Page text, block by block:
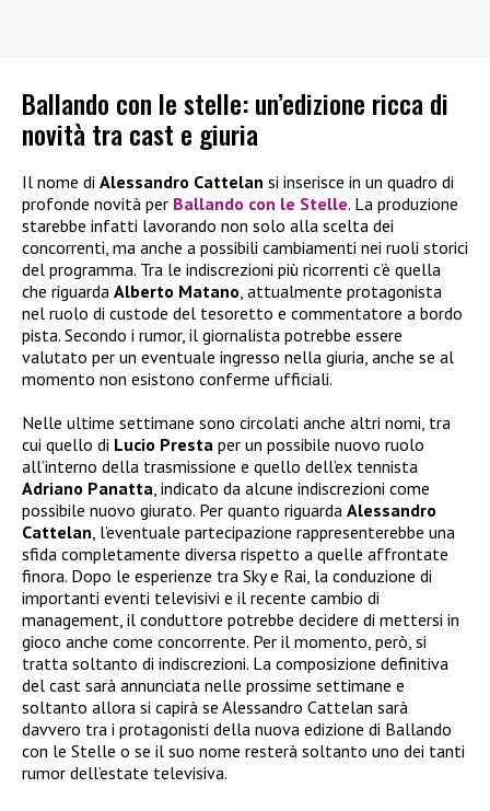
Ballando con le stelle: un’edizione ricca di
novità tra cast e giuria
Il nome di Alessandro Cattelan si inserisce in un quadro di
profonde novità per Ballando con le Stelle. La produzione
starebbe infatti lavorando non solo alla scelta dei
concorrenti, ma anche a possibili cambiamenti nei ruoli storici
del programma. Tra le indiscrezioni più ricorrenti c’è quella
che riguarda Alberto Matano , attualmente protagonista
nel ruolo di custode del tesoretto e commentatore a bordo
pista. Secondo i rumor, il giornalista potrebbe essere
valutato per un eventuale ingresso nella giuria, anche se al
momento non esistono conferme ufficiali.
Nelle ultime settimane sono circolati anche altri nomi, tra
cui quello di Lucio Presta per un possibile nuovo ruolo
all’interno della trasmissione e quello dell’ex tennista
Adriano Panatta , indicato da alcune indiscrezioni come
possibile nuovo giurato. Per quanto riguarda Alessandro
Cattelan , l’eventuale partecipazione rappresenterebbe una
sfida completamente diversa rispetto a quelle affrontate
finora. Dopo le esperienze tra Sky e Rai, la conduzione di
importanti eventi televisivi e il recente cambio di
management, il conduttore potrebbe decidere di mettersi in
gioco anche come concorrente. Per il momento, però, si
tratta soltanto di indiscrezioni. La composizione definitiva
del cast sarà annunciata nelle prossime settimane e
soltanto allora si capirà se Alessandro Cattelan sarà
davvero tra i protagonisti della nuova edizione di Ballando
con le Stelle o se il suo nome resterà soltanto uno dei tanti
rumor dell’estate televisiva.